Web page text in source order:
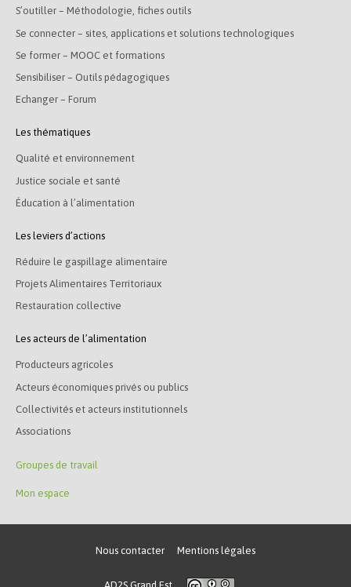
S’outiller – Méthodologie, fiches outils
Se connecter – sites, applications et solutions technologiques
Se former – MOOC et formations
Sensibiliser – Outils pédagogiques
Echanger – Forum
Les thématiques
Qualité et environnement
Justice sociale et santé
Éducation à l’alimentation
Les leviers d’actions
Réduire le gaspillage alimentaire
Projets Alimentaires Territoriaux
Restauration collective
Les acteurs de l’alimentation
Producteurs agricoles
Acteurs économiques privés ou publics
Collectivités et acteurs institutionnels
Associations
Groupes de travail
Mon espace
Nous contacter Mentions légales